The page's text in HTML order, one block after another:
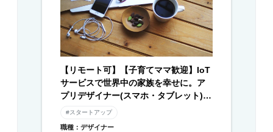
【リモート可】【子育てママ歓迎】IoT
サービスで世界中の家族を幸せに。ア
プリデザイナー(スマホ・タブレット) /
Webデザイナー募集
#スタートアップ
職種：デザイナー